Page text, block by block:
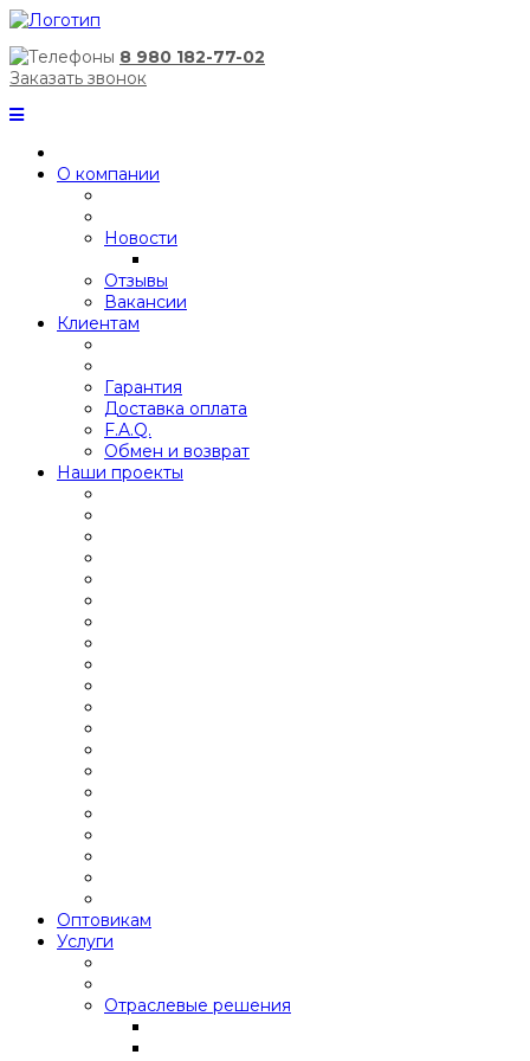
8 980 182-77-02
Заказать звонок
О компании
Новости
Отзывы
Вакансии
Клиентам
Гарантия
Доставка оплата
F.A.Q.
Обмен и возврат
Наши проекты
Оптовикам
Услуги
Отраслевые решения